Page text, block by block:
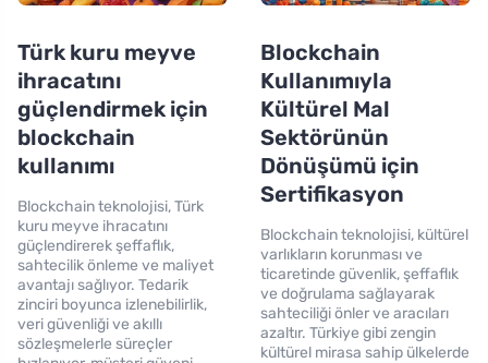
Türk kuru meyve
ihracatını
güçlendirmek için
blockchain
kullanımı
Blockchain teknolojisi, Türk
kuru meyve ihracatını
güçlendirerek şeffaflık,
sahtecilik önleme ve maliyet
avantajı sağlıyor. Tedarik
zinciri boyunca izlenebilirlik,
veri güvenliği ve akıllı
sözleşmelerle süreçler
Blockchain
Kullanımıyla
Kültürel Mal
Sektörünün
Dönüşümü için
Sertifikasyon
Blockchain teknolojisi, kültürel
varlıkların korunması ve
ticaretinde güvenlik, şeffaflık
ve doğrulama sağlayarak
sahteciliği önler ve aracıları
azaltır. Türkiye gibi zengin
kültürel mirasa sahip ülkelerde